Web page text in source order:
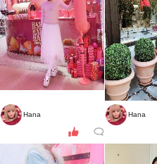
Hana Hana